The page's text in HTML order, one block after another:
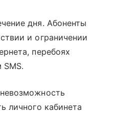
дня. Абоненты
и ограничении
перебоях
личного кабинета